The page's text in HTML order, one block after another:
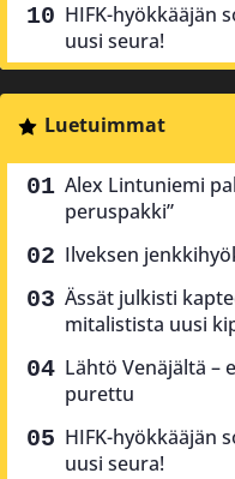
HIFK-hyökkääjän
uusi seura!
Luetuimmat
Alex Lintuniemi
peruspakki”
Ilveksen
Ässät julkisti
mitalistista uusi
Lähtö Venäjältä –
purettu
HIFK-hyökkääjän
uusi seura!